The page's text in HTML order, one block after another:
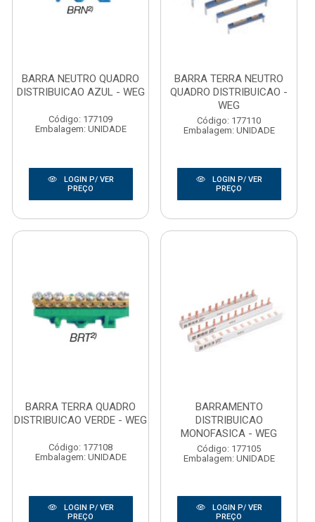
BARRA NEUTRO QUADRO
DISTRIBUICAO AZUL - WEG
Código: 177109
Embalagem: UNIDADE
LOGIN P/ VER
PREÇO
BARRA TERRA NEUTRO
QUADRO DISTRIBUICAO -
WEG
Código: 177110
Embalagem: UNIDADE
LOGIN P/ VER
PREÇO
BARRA TERRA QUADRO
DISTRIBUICAO VERDE - WEG
Código: 177108
Embalagem: UNIDADE
LOGIN P/ VER
PREÇO
BARRAMENTO
DISTRIBUICAO
MONOFASICA - WEG
Código: 177105
Embalagem: UNIDADE
LOGIN P/ VER
PREÇO